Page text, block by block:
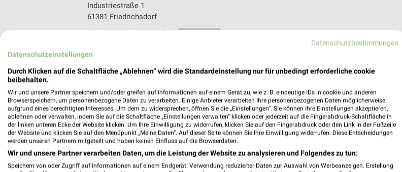
Industriestraße 1
61381 Friedrichsdorf
Heute 09:00 - 18:00 Uhr | Geschlossen
Angebote-Kalender für DAS FUTTERHAUS in Friedrichsdorf und Umgebung
Aug.
03 Mo 04Di 05 Mi 06 Do 07 Fr 08 Sa 09So 10Mo 11Di 12
DAS FUTTERHAUS - Sommer Knaller
Datenschutzbestimmungen
Datenschutzeinstellungen
Durch Klicken auf die Schaltfläche „Ablehnen“ wird die Standardeinstellung nur für unbedingt erforderliche cookie
beibehalten.
Wir und unsere Partner speichern und/oder greifen auf Informationen auf einem Gerät zu, wie z. B. eindeutige IDs in cookie und anderen
Browserspeichern, um personenbezogene Daten zu verarbeiten. Einige Anbieter verarbeiten Ihre personenbezogenen Daten möglicherweise
aufgrund eines berechtigten Interesses. Um dem zu widersprechen, öffnen Sie die „Einstellungen“. Sie können Ihre Einstellungen akzeptieren,
ablehnen oder verwalten, indem Sie auf die Schaltfläche „Einstellungen verwalten“ klicken oder jederzeit auf die Fingerabdruck-Schaltfläche in
der linken unteren Ecke der Website klicken. Um Ihre Einwilligung zu widerrufen, klicken Sie auf den Fingerabdruck oder den Link in der Fußzeile
der Website und klicken Sie auf den Menüpunkt „Meine Daten“. Auf dieser Seite können Sie Ihre Einwilligung widerrufen. Diese Entscheidungen
werden unseren Partnern mitgeteilt und haben keinen Einfluss auf die Browserdaten.
Wir und unsere Partner verarbeiten Daten, um die Leistung der Website zu analysieren und Folgendes zu tun:
Speichern von oder Zugriff auf Informationen auf einem Endgerät. Verwendung reduzierter Daten zur Auswahl von Werbeanzeigen. Erstellung